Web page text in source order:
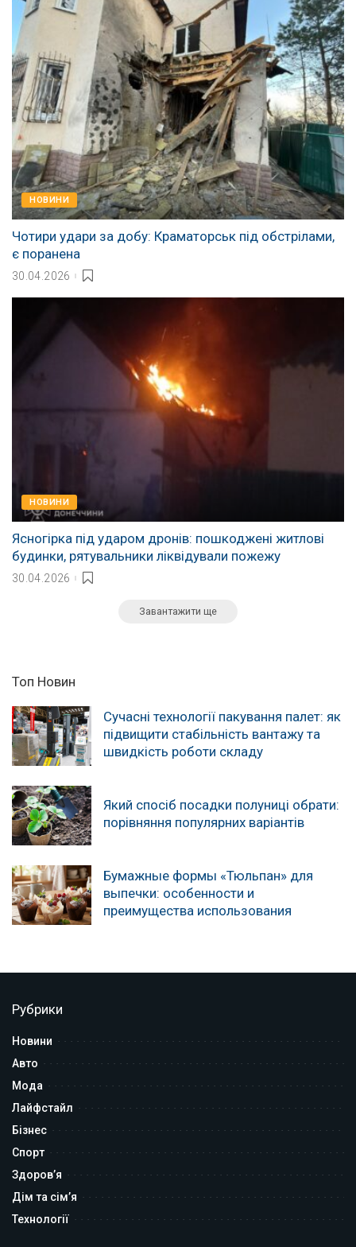
НОВИНИ
Чотири удари за добу: Краматорськ під обстрілами,
є поранена
30.04.2026
НОВИНИ
Ясногірка під ударом дронів: пошкоджені житлові
будинки, рятувальники ліквідували пожежу
30.04.2026
Завантажити ще
Топ Новин
Сучасні технології пакування палет: як
підвищити стабільність вантажу та
швидкість роботи складу
Який спосіб посадки полуниці обрати:
порівняння популярних варіантів
Бумажные формы «Тюльпан» для
выпечки: особенности и
преимущества использования
Рубрики
Новини
Авто
Мода
Лайфстайл
Бізнес
Спорт
Здоров’я
Дім та сім’я
Технології